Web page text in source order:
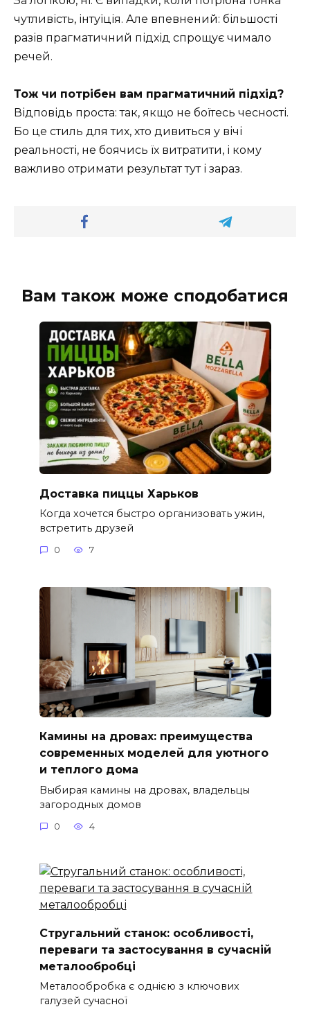
чутливість, інтуїція. Але впевнений: більшості
разів прагматичний підхід спрощує чимало
речей.
Тож чи потрібен вам прагматичний підхід?
Відповідь проста: так, якщо не боїтесь чесності.
Бо це стиль для тих, хто дивиться у вічі
реальності, не боячись їх витратити, і кому
важливо отримати результат тут і зараз.
Вам також може сподобатися
Доставка пиццы Харьков
Когда хочется быстро организовать ужин,
встретить друзей
0 7
Камины на дровах: преимущества
современных моделей для уютного
и теплого дома
Выбирая камины на дровах, владельцы
загородных домов
0 4
Стругальний станок: особливості,
переваги та застосування в сучасній
металообробці
Металообробка є однією з ключових
галузей сучасної